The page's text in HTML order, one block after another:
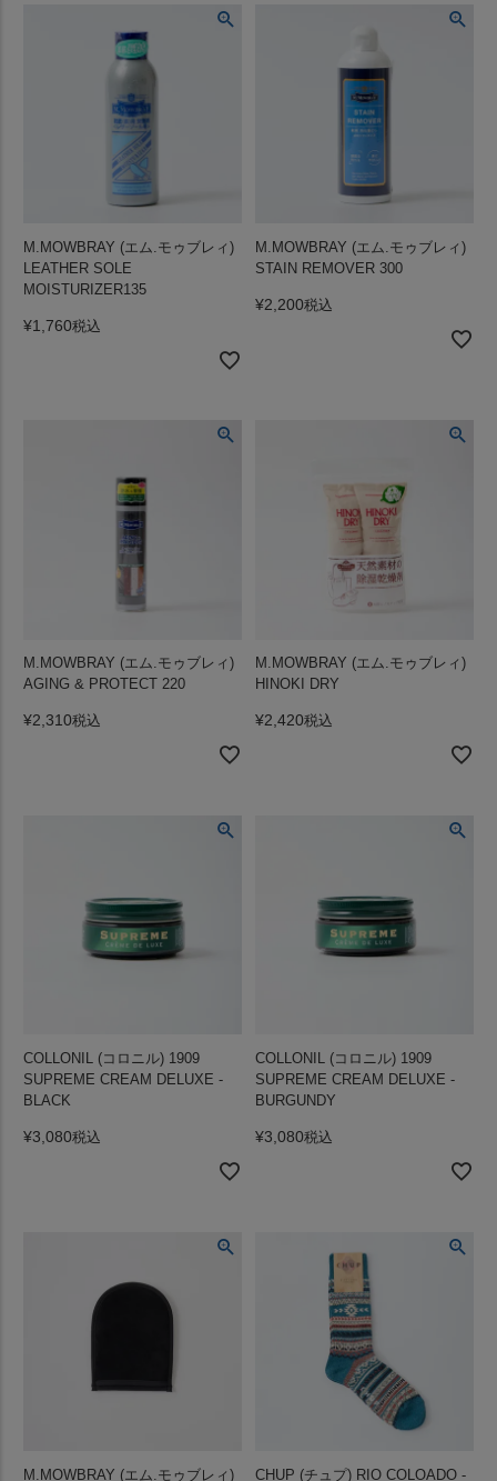
M.MOWBRAY (エム.モゥブレィ)
LEATHER SOLE
MOISTURIZER135
¥1,760税込
M.MOWBRAY (エム.モゥブレィ)
STAIN REMOVER 300
¥2,200税込
M.MOWBRAY (エム.モゥブレィ)
AGING & PROTECT 220
¥2,310税込
M.MOWBRAY (エム.モゥブレィ)
HINOKI DRY
¥2,420税込
COLLONIL (コロニル) 1909
SUPREME CREAM DELUXE -
BLACK
¥3,080税込
COLLONIL (コロニル) 1909
SUPREME CREAM DELUXE -
BURGUNDY
¥3,080税込
M.MOWBRAY (エム.モゥブレィ) CHUP (チュプ) RIO COLOADO -